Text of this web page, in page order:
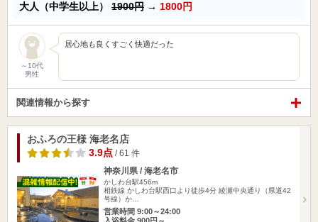
大人（中学生以上） 1900円 → 1800円
～10代
男性
居心地も良くすごく快適だった
関連情報から探す
おふろの王様 海老名店
3.9点 / 61 件
神奈川県 / 海老名市
かしわ台駅456m
相鉄線 かしわ台駅西口より徒歩4分 綾瀬中央通り（県道42
号線）か…
営業時間 9:00～24:00